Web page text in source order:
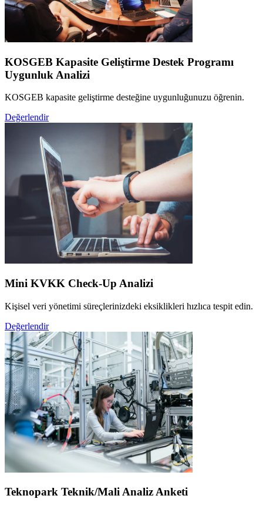
KOSGEB Kapasite Geliştirme Destek Programı
Uygunluk Analizi
KOSGEB kapasite geliştirme desteğine uygunluğunuzu öğrenin.
Değerlendir
Mini KVKK Check-Up Analizi
Kişisel veri yönetimi süreçlerinizdeki eksiklikleri hızlıca tespit edin.
Değerlendir
Teknopark Teknik/Mali Analiz Anketi